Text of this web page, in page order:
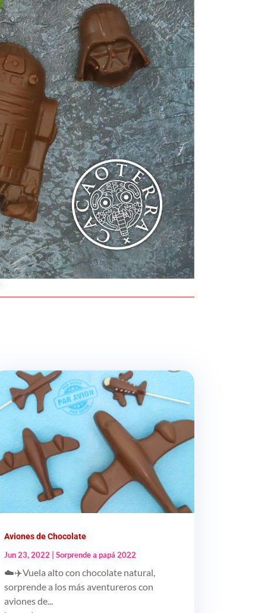
Aviones de Chocolate
Jun 23, 2022 |Sorprende a papá 2022
☁️✈️Vuela alto con chocolate natural,
sorprende a los más aventureros con
aviones de...